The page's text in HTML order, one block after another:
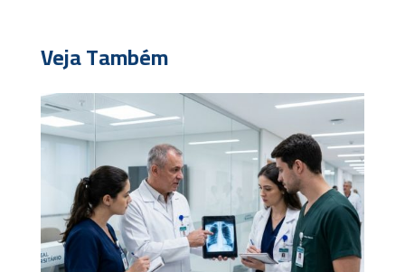
Veja Também